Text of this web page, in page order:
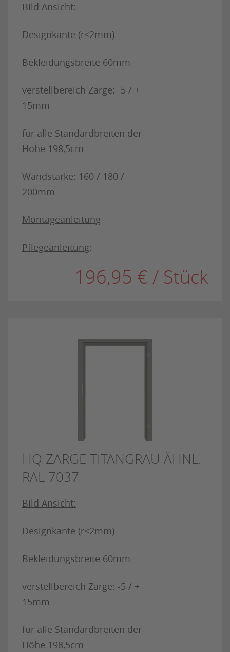
Bild Ansicht:
Designkante (r<2mm)
Bekleidungsbreite 60mm
verstellbereich Zarge: -5 / +
15mm
für alle Standardbreiten der
Höhe 198,5cm
Wandstärke: 160 / 180 /
200mm
Montageanleitung
Pflegeanleitung:
196,95 € / Stück
HQ ZARGE TITANGRAU ÄHNL.
RAL 7037
Bild Ansicht:
Designkante (r<2mm)
Bekleidungsbreite 60mm
verstellbereich Zarge: -5 / +
15mm
für alle Standardbreiten der
Höhe 198,5cm